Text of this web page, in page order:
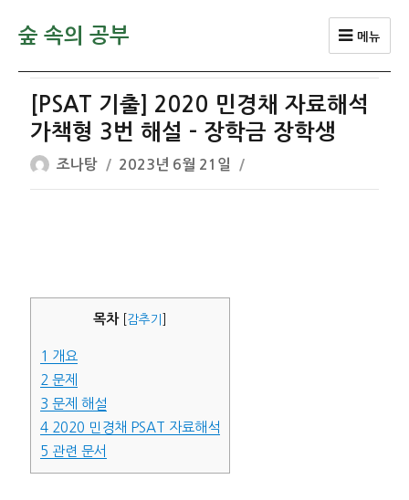
숲 속의 공부 메뉴
[PSAT 기출] 2020 민경채 자료해석
가책형 3번 해설 – 장학금 장학생
글
쓴
조나탕
작
성
2023년 6월 21일
목차 감추기
1 개요
2 문제
3 문제 해설
42020 민경채 PSAT 자료해석
5 관련 문서